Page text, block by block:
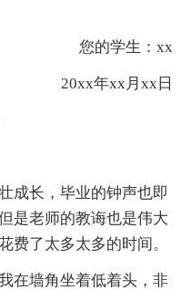
您的学生：xx
20xx年xx月xx日
成长，毕业的钟声也即
是老师的教诲也是伟大
费了太多太多的时间。
在墙角坐着低着头，非